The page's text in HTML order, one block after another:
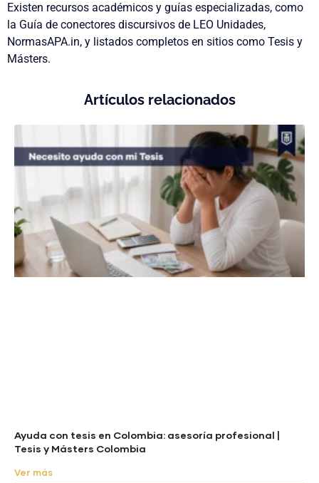
Existen recursos académicos y guías especializadas, como
la Guía de conectores discursivos de LEO Unidades,
NormasAPA.in, y listados completos en sitios como Tesis y
Másters.
Artículos relacionados
Ayuda con tesis en Colombia: asesoría profesional |
Tesis y Másters Colombia
Ver más